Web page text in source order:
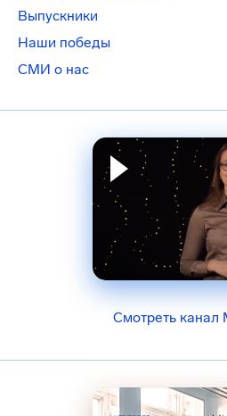
Выпускники
Наши победы
СМИ о нас
Смотреть